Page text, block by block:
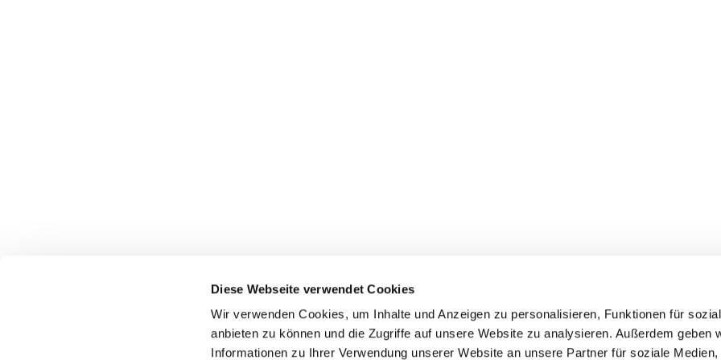
Diese Webseite verwendet Cookies
Wir verwenden Cookies, um Inhalte und Anzeigen zu personalisieren, Funktionen für
anbieten zu können und die Zugriffe auf unsere Website zu analysieren. Außerdem geben
Informationen zu Ihrer Verwendung unserer Website an unsere Partner für soziale Medien,
Ev.-Luth. Kirchgemeinde
Thalheim
Chemnitzer Str. 2
09380 Thalheim
+49 3721 84155
 Ev.-Luth. Kirchgemeinde
Zwönitz
Kirchstr. 6
08297 Zwönitz
+49 37754 2271
Hormersdorf
Kirchweg 2
08297 Zwönitz OT
+49 3721 23247